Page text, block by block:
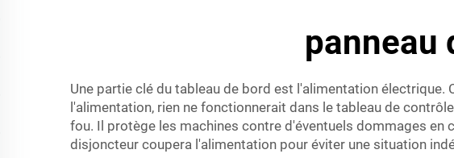
panneau
Une partie clé du tableau de bord est l'alimentation
l'alimentation, rien ne fonctionnerait dans le tableau de
fou. Il protège les machines contre d'éventuels dommages en
disjoncteur coupera l'alimentation pour éviter une situation